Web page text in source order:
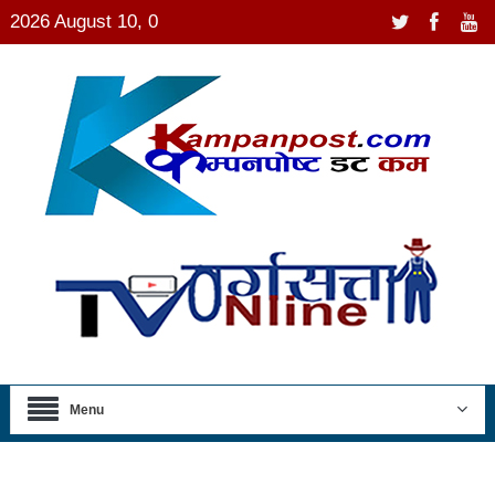
2026 August 10, 0
Menu